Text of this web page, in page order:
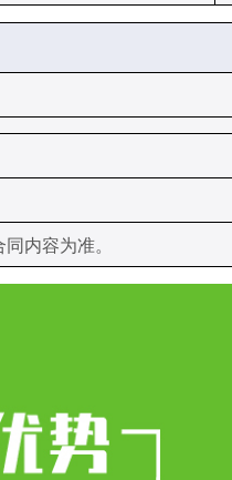
内容为准。